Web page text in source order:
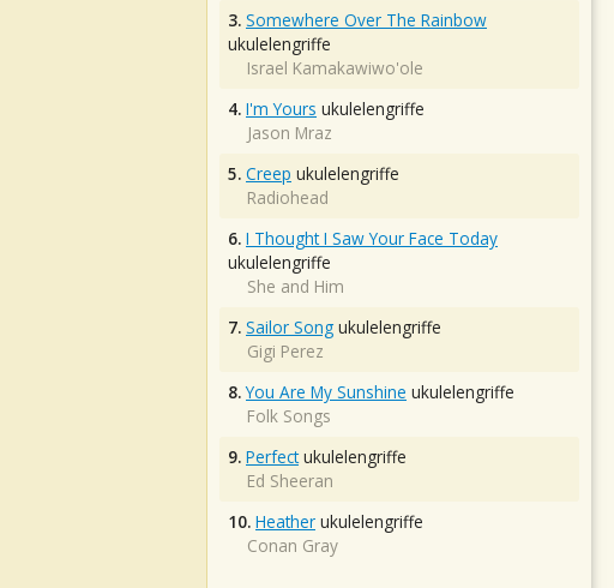
3. Somewhere Over The Rainbow
ukulelengriffe
Israel Kamakawiwo'ole
4. I'm Yours ukulelengriffe
Jason Mraz
5. Creep ukulelengriffe
Radiohead
6. I Thought I Saw Your Face Today
ukulelengriffe
She and Him
7. Sailor Song ukulelengriffe
Gigi Perez
8. You Are My Sunshine ukulelengriffe
Folk Songs
9. Perfectukulelengriffe
Ed Sheeran
10. Heather ukulelengriffe
Conan Gray